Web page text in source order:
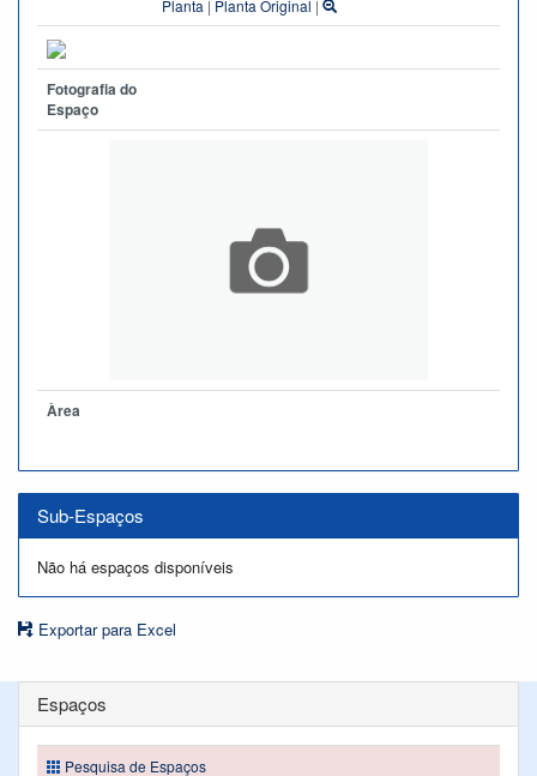
Planta | Planta Original |
Fotografia do
Espaço
Àrea
Sub-Espaços
Não há espaços disponíveis
Exportar para Excel
Espaços
Pesquisa de Espaços